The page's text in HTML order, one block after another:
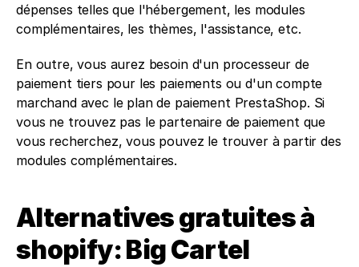
dépenses telles que l'hébergement, les modules
complémentaires, les thèmes, l'assistance, etc.
En outre, vous aurez besoin d'un processeur de
paiement tiers pour les paiements ou d'un compte
marchand avec le plan de paiement PrestaShop. Si
vous ne trouvez pas le partenaire de paiement que
vous recherchez, vous pouvez le trouver à partir des
modules complémentaires.
Alternatives gratuites à
shopify: Big Cartel